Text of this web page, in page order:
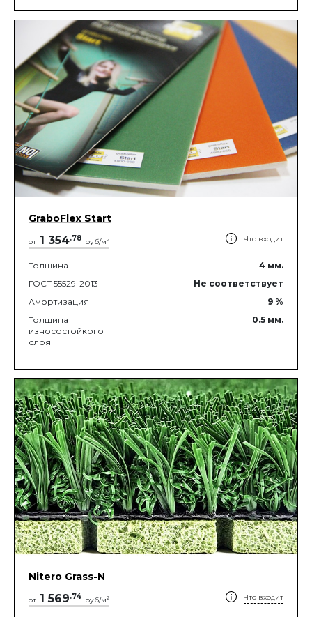
GraboFlex Start
от 1 354.78 руб/м2 Что входит
Толщина 4 мм.
ГОСТ 55529-2013
Не соответствует
Амортизация
9 %
Толщина
износостойкого
слоя
0.5 мм.
Nitero Grass-N
от 1 569.74 руб/м2 Что входит